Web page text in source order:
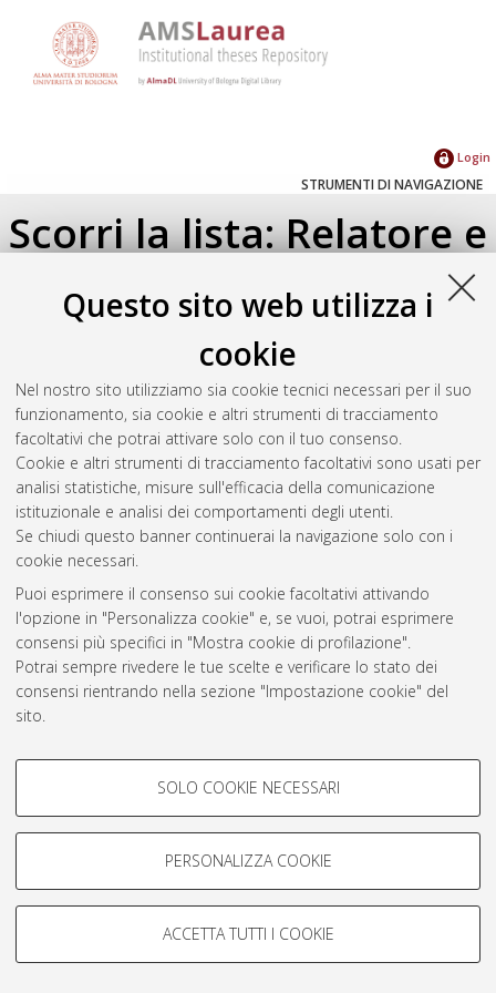
Questo sito web utilizza i
cookie
Nel nostro sito utilizziamo sia cookie tecnici necessari per il suo
funzionamento, sia cookie e altri strumenti di tracciamento
facoltativi che potrai attivare solo con il tuo consenso.
Cookie e altri strumenti di tracciamento facoltativi sono usati per
analisi statistiche, misure sull'efficacia della comunicazione
istituzionale e analisi dei comportamenti degli utenti.
Se chiudi questo banner continuerai la navigazione solo con i
cookie necessari.
Puoi esprimere il consenso sui cookie facoltativi attivando
l'opzione in "Personalizza cookie" e, se vuoi, potrai esprimere
consensi più specifici in "Mostra cookie di profilazione".
Potrai sempre rivedere le tue scelte e verificare lo stato dei
consensi rientrando nella sezione "Impostazione cookie" del
sito.
COOKIE DI PROFILAZIONE -
Si tratta di cookie utilizzati per analizzare le caratteristiche della
navigazione degli utenti, creare profili in base al loro comportamento
Mostra cookie di profilazione
COOKIE TECNICI - NECESSARI
SOLO COOKIE NECESSARI
PERSONALIZZA COOKIE
ACCETTA TUTTI I COOKIE
Login
STRUMENTI DI NAVIGAZIONE
Scorri la lista: Relatore e
Correlatore
Seleziona un valore dall'elenco sottostante.
2017(1)
2013(1)
Atom
Rss 1.0
AMS Laurea
Servizio implementato e gestito da AlmaDL
Condizioni d’uso del sito